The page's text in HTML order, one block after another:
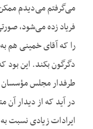
می‌‌گرفتم می‌‌دیدم
فریاد زده می‌‌شود،
را که آقای خمینی هم
دگرگون بکند. این بود
طرفدار مجلس مؤسسان
در آید که از دیدار
ایرادات زیادی نسبت